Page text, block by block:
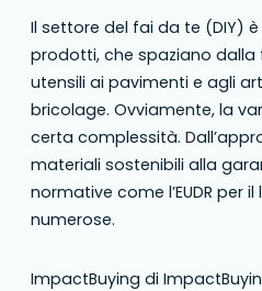
Il settore del fai da te (DIY)
prodotti, che spaziano
utensili ai pavimenti e agli
bricolage. Ovviamente, la
certa complessità.
materiali sostenibili alla
normative come l’EUDR per
numerose.
ImpactBuying di